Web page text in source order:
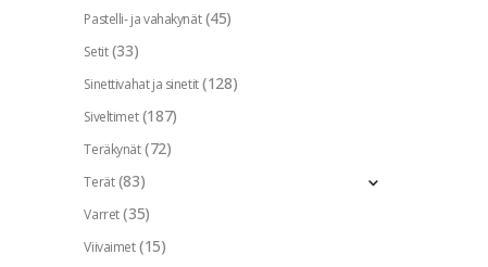
Pastelli- ja vahakynät (45)
Setit (33)
Sinettivahat ja sinetit (128)
Siveltimet (187)
Teräkynät (72)
Terät (83)
Varret (35)
Viivaimet (15)